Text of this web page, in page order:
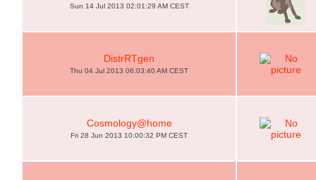
Sun 14 Jul 2013 02:01:29 AM CEST
DistrRTgen
Thu 04 Jul 2013 06:03:40 AM CEST
Cosmology@home
Fri 28 Jun 2013 10:00:32 PM CEST